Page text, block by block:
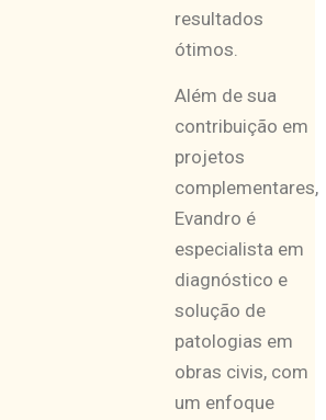
resultados
ótimos.
Além de sua
contribuição em
projetos
complementares,
Evandro é
especialista em
diagnóstico e
solução de
patologias em
obras civis, com
um enfoque